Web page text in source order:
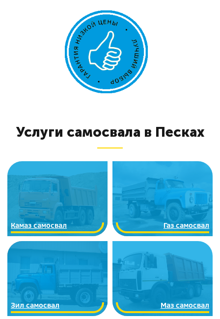
Услуги самосвала в Песках
Камаз самосвал Газ самосвал
Зил самосвал Маз самосвал